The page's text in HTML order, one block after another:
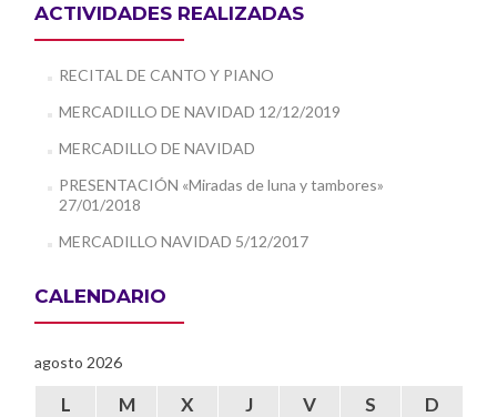
ACTIVIDADES REALIZADAS
RECITAL DE CANTO Y PIANO
MERCADILLO DE NAVIDAD 12/12/2019
MERCADILLO DE NAVIDAD
PRESENTACIÓN «Miradas de luna y tambores»
27/01/2018
MERCADILLO NAVIDAD 5/12/2017
CALENDARIO
agosto 2026
L M X J V S
D